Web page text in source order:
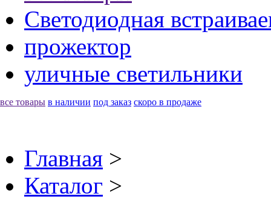
Светодиодная
прожектор
уличные светильники
все товары в наличии под заказ скоро в продаже
Главная >
Каталог >